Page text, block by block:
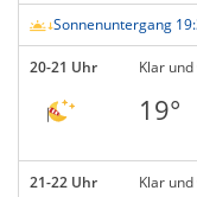
Sonnenuntergang
20-21 Uhr Klar
19°
21-22 Uhr Klar